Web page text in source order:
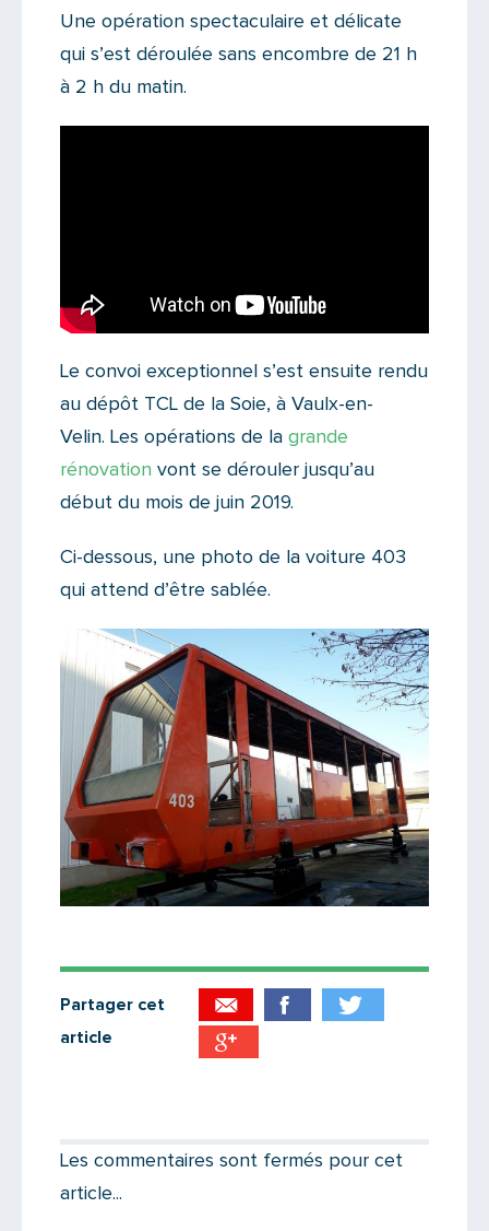
Une opération spectaculaire et délicate
qui s’est déroulée sans encombre de 21 h
à 2 h du matin.
Le convoi exceptionnel s’est ensuite rendu
au dépôt TCL de la Soie, à Vaulx-en-
Velin. Les opérations de la grande
rénovation vont se dérouler jusqu’au
début du mois de juin 2019.
Ci-dessous, une photo de la voiture 403
qui attend d’être sablée.
Partager cet
article
Les commentaires sont fermés pour cet
article...